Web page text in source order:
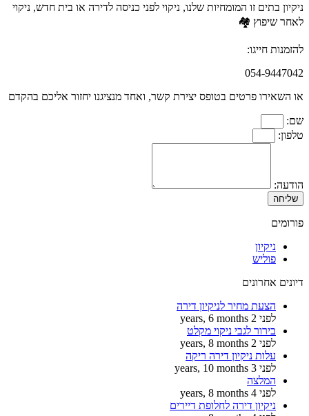
ניקיון בתים זו המומחיות שלנו, ניקוי לפני כניסה לדירה או בית חדש, ניקוי
לאחר שיפוץ 🏘️
להזמנות חייגו:
054-9447042
או השאירו פרטים בטופס יצירת קשר, ואחד מנציגנו יחזור אליכם בהקדם
שם:
טלפון:
הודעה:
שליחה
פורומים
ניקיון
פוליש
דיונים אחרונים
הצעת מחיר לניקיון דירה
לפני 2 years, 6 months
בירור לגבי ניקוי מקלט
לפני 2 years, 8 months
עלות ניקיון דירה ריקה
לפני 3 years, 10 months
המלצה
לפני 4 years, 8 months
ניקיון דירה לחלופת דיירים